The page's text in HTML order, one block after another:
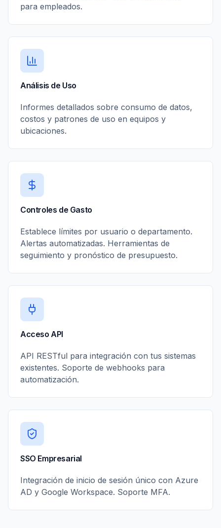
para empleados.
Análisis de Uso
Informes detallados sobre consumo de datos,
costos y patrones de uso en equipos y
ubicaciones.
Controles de Gasto
Establece límites por usuario o departamento.
Alertas automatizadas. Herramientas de
seguimiento y pronóstico de presupuesto.
Acceso API
API RESTful para integración con tus sistemas
existentes. Soporte de webhooks para
automatización.
SSO Empresarial
Integración de inicio de sesión único con Azure
AD y Google Workspace. Soporte MFA.